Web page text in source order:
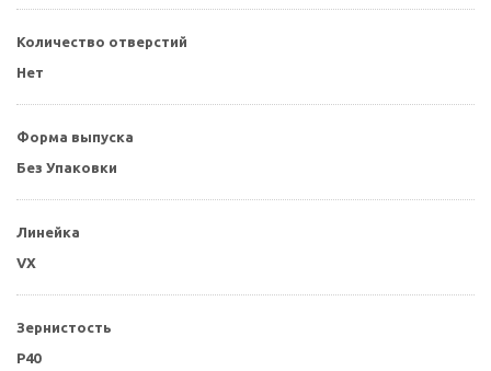
Количество отверстий
Нет
Форма выпуска
Без Упаковки
Линейка
VX
Зернистость
P40